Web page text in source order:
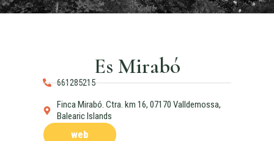
Es Mirabó
661285215
Finca Mirabó. Ctra. km 16, 07170 Valldemossa,
Balearic Islands
web